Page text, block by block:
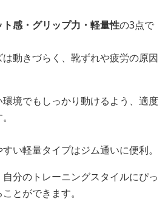
ト感・グリップ力・軽量性の3点で
動きづらく、靴ずれや疲労の原因
境でもしっかり動けるよう、適度
い軽量タイプはジム通いに便利。
分のトレーニングスタイルにぴっ
とができます。